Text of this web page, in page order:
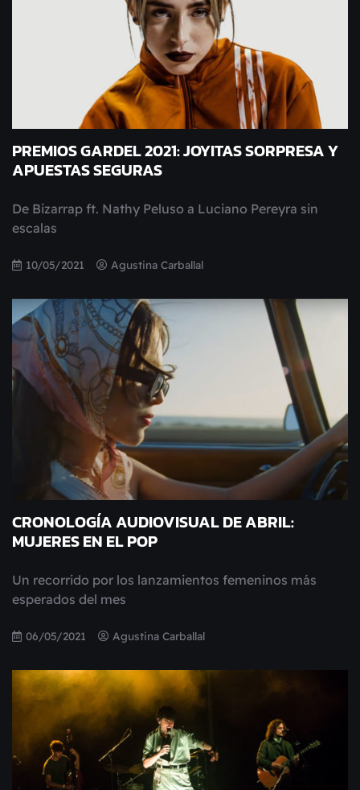
PREMIOS GARDEL 2021: JOYITAS SORPRESA Y
APUESTAS SEGURAS
De Bizarrap ft. Nathy Peluso a Luciano Pereyra sin
escalas
10/05/2021 Agustina Carballal
CRONOLOGÍA AUDIOVISUAL DE ABRIL:
MUJERES EN EL POP
Un recorrido por los lanzamientos femeninos más
esperados del mes
06/05/2021 Agustina Carballal